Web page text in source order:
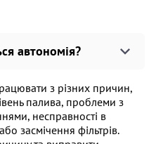
автономія?
з різних причин,
палива, проблеми з
несправності в
засмічення фільтрів.